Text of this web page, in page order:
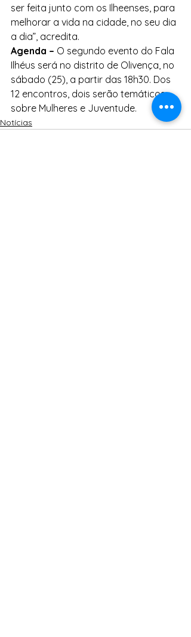
ser feita junto com os Ilheenses, para
melhorar a vida na cidade, no seu dia
a dia”, acredita.
Agenda – O segundo evento do Fala
Ilhéus será no distrito de Olivença, no
sábado (25), a partir das 18h30. Dos
12 encontros, dois serão temáticos,
sobre Mulheres e Juventude.
Notícias